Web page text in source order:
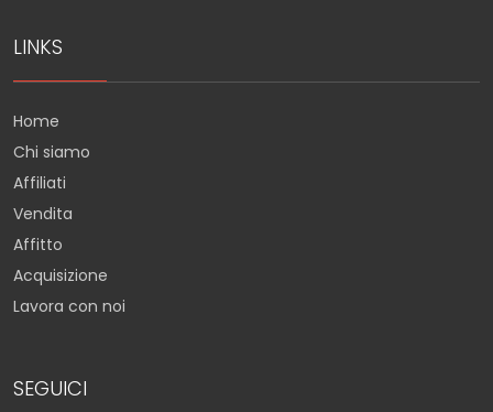
LINKS
Home
Chi siamo
Affiliati
Vendita
Affitto
Acquisizione
Lavora con noi
SEGUICI